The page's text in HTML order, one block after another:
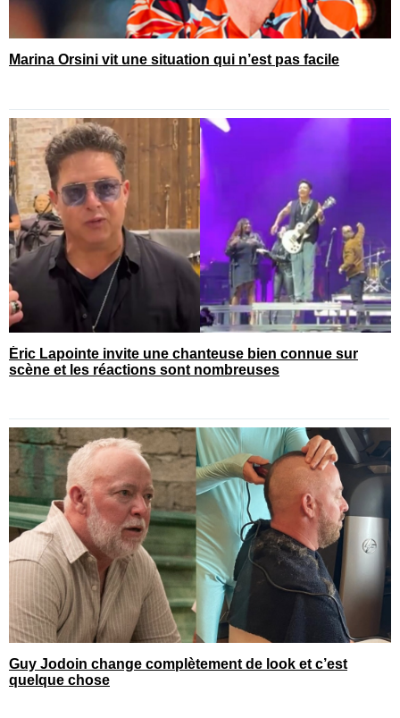
Marina Orsini vit une situation qui n’est pas facile
Éric Lapointe invite une chanteuse bien connue sur
scène et les réactions sont nombreuses
Guy Jodoin change complètement de look et c’est
quelque chose